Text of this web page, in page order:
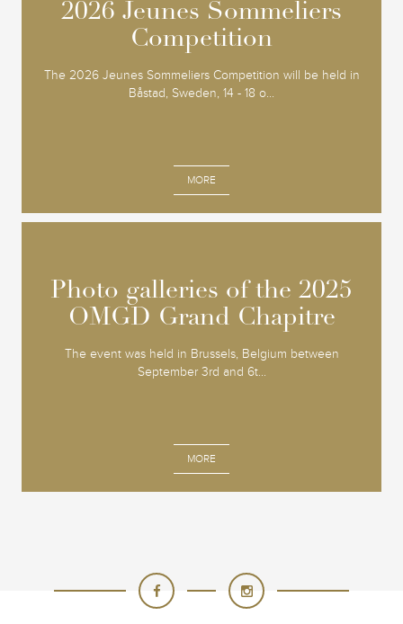
2026 Jeunes Sommeliers
Competition
The 2026 Jeunes Sommeliers Competition will be held in
Båstad, Sweden, 14 - 18 o...
MORE
2026 Jeunes Sommeliers
Competition
Photo galleries of the 2025
OMGD Grand Chapitre
The event was held in Brussels, Belgium between
September 3rd and 6t...
MORE
Photo galleries of the 2025
OMGD Grand Chapitre